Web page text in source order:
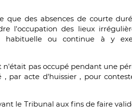
que des absences de courte
l'occupation des lieux
habituelle ou continue à y
pas occupé pendant une
par acte d'huissier , pour
le Tribunal aux fins de faire